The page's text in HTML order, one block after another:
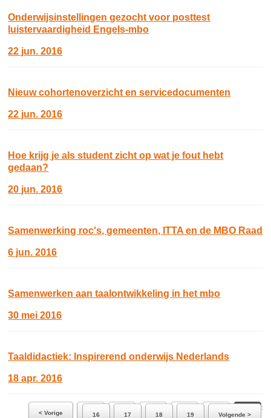
Onderwijsinstellingen gezocht voor posttest
luistervaardigheid Engels-mbo
22 jun. 2016
Nieuw cohortenoverzicht en servicedocumenten
22 jun. 2016
Hoe krijg je als student zicht op wat je fout hebt
gedaan?
20 jun. 2016
Samenwerking roc's, gemeenten, ITTA en de MBO Raad
6 jun. 2016
Samenwerken aan taalontwikkeling in het mbo
30 mei 2016
Taaldidactiek: Inspirerend onderwijs Nederlands
18 apr. 2016
Ga naar pagina:
< Vorige
10 11 12 13 14 15
16 17 18 19 Volgende >